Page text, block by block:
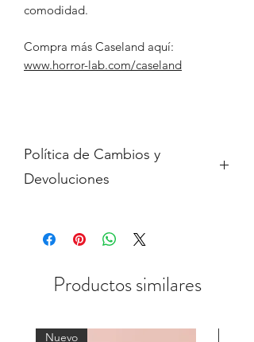
comodidad.
Compra más Caseland aquí:
www.horror-lab.com/caseland
Política de Cambios y
Devoluciones
devoluciones en los siguientes casos:
Artículos en oferta y liquidación.
Productos similares
Nuevo